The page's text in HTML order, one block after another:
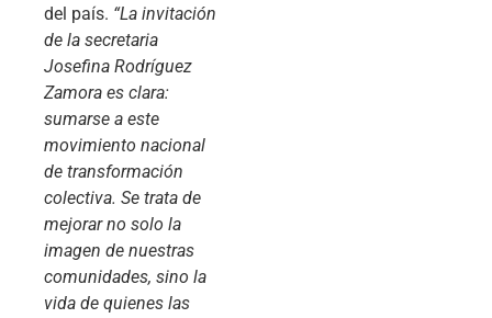
del país. “La invitación
de la secretaria
Josefina Rodríguez
Zamora es clara:
sumarse a este
movimiento nacional
de transformación
colectiva. Se trata de
mejorar no solo la
imagen de nuestras
comunidades, sino la
vida de quienes las